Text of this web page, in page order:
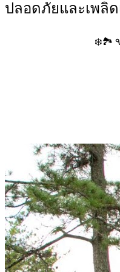
ปลอดภัยและเพลิ